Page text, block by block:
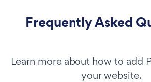
Frequently Asked
Learn more about how to add
your website.